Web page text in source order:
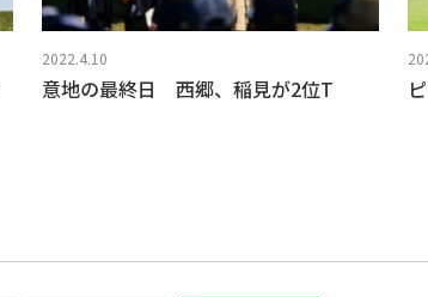
2022.4.10
意地の最終日 西郷、稲見が2位T